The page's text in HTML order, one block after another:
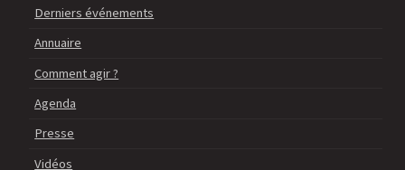
Derniers événements
Annuaire
Comment agir ?
Agenda
Presse
Vidéos